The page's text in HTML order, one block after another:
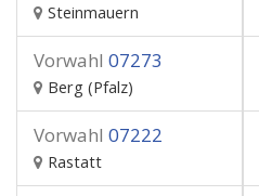
Steinmauern
Vorwahl 07273
Berg (Pfalz)
Vorwahl 07222
Rastatt